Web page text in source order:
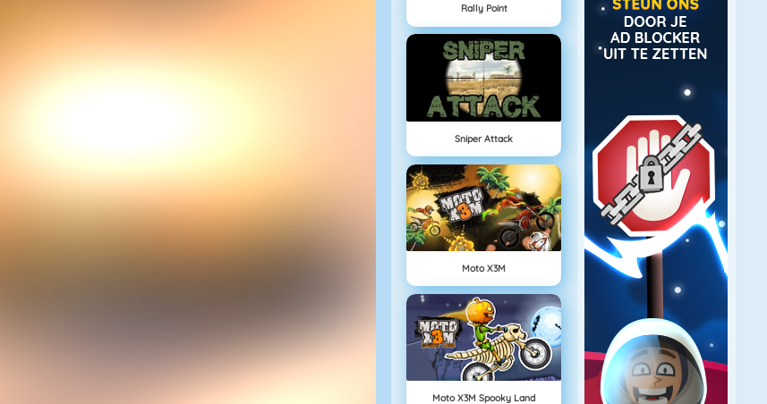
Rally Point
Sniper Attack
Moto X3M
Moto X3M Spooky Land